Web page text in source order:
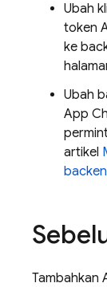
Ubah
token
ke
Ubah
App
artikel
Tambahkan